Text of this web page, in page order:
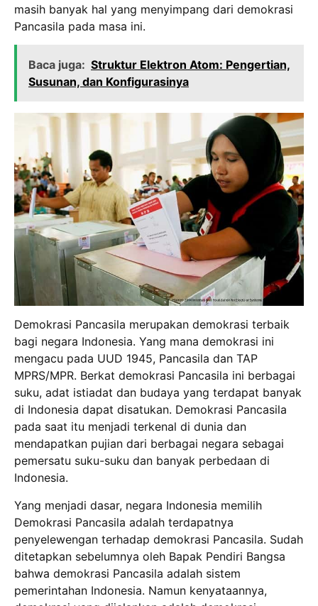
masih banyak hal yang menyimpang dari demokrasi
Pancasila pada masa ini.
Baca juga: Struktur Elektron Atom: Pengertian,
Susunan, dan Konfigurasinya
Demokrasi Pancasila merupakan demokrasi terbaik
bagi negara Indonesia. Yang mana demokrasi ini
mengacu pada UUD 1945, Pancasila dan TAP
MPRS/MPR. Berkat demokrasi Pancasila ini berbagai
suku, adat istiadat dan budaya yang terdapat banyak
di Indonesia dapat disatukan. Demokrasi Pancasila
pada saat itu menjadi terkenal di dunia dan
mendapatkan pujian dari berbagai negara sebagai
pemersatu suku-suku dan banyak perbedaan di
Indonesia.
Yang menjadi dasar, negara Indonesia memilih
Demokrasi Pancasila adalah terdapatnya
penyelewengan terhadap demokrasi Pancasila. Sudah
ditetapkan sebelumnya oleh Bapak Pendiri Bangsa
bahwa demokrasi Pancasila adalah sistem
pemerintahan Indonesia. Namun kenyataannya,